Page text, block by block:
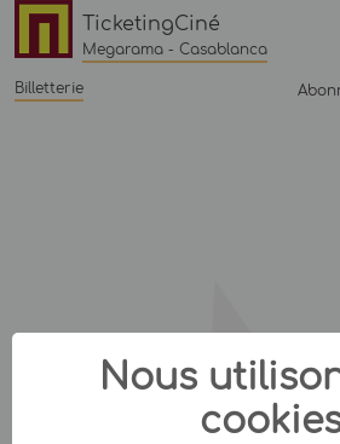
TicketingCiné
Megarama - Casablanca
Billetterie
Nous